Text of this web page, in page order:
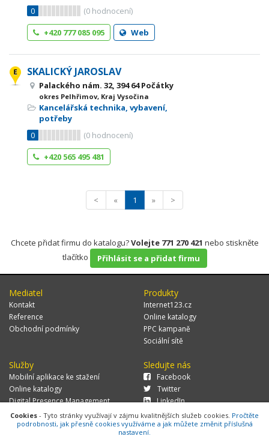
0
(0 hodnocení)
+420 777 085 095
Web
SKALICKÝ JAROSLAV
Palackého nám. 32, 394 64 Počátky
okres Pelhřimov, Kraj Vysočina
Kancelářská technika, vybavení,
potřeby
0
(0 hodnocení)
+420 565 495 481
< « 1 » >
Chcete přidat firmu do katalogu?Volejte 771 270 421 nebo stiskněte
tlačítko
Přihlásit se a přidat firmu
Mediatel
Kontakt
Reference
Obchodní podmínky
Produkty
Internet123.cz
Online katalogy
PPC kampaně
Sociální sítě
Služby
Mobilní aplikace ke stažení
Online katalogy
Digital Presence Management
Více zákazníků
Sledujte nás
Facebook
Twitter
LinkedIn
Cookies - Tyto stránky využívají v zájmu kvalitnějších služeb cookies. Pročtěte
podrobnosti, jak přesně cookies využíváme a jak můžete změnit příslušná
nastavení.